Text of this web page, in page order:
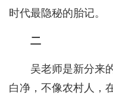
时代最隐秘的胎记。
二
吴老师是新分来
白净，不像农村人，